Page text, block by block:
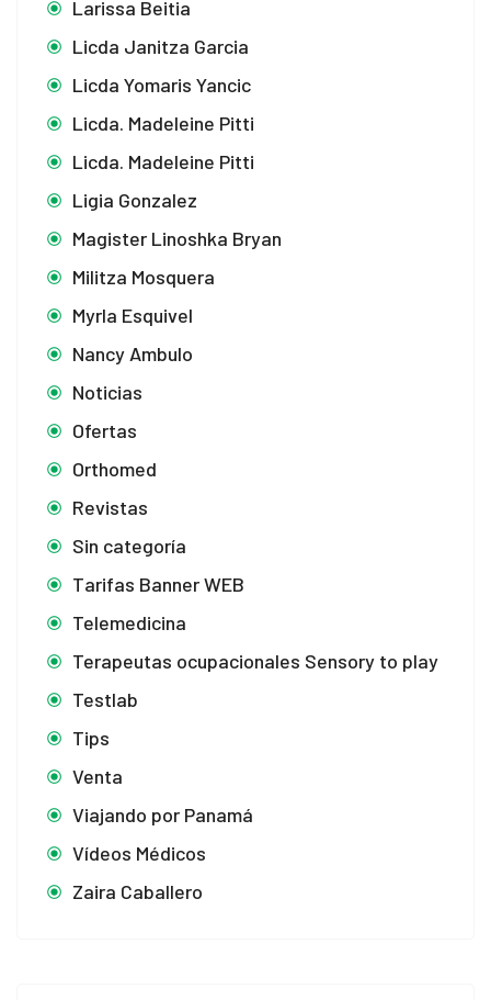
Larissa Beitia
Licda Janitza Garcia
Licda Yomaris Yancic
Licda. Madeleine Pitti
Licda. Madeleine Pitti
Ligia Gonzalez
Magister Linoshka Bryan
Militza Mosquera
Myrla Esquivel
Nancy Ambulo
Noticias
Ofertas
Orthomed
Revistas
Sin categoría
Tarifas Banner WEB
Telemedicina
Terapeutas ocupacionales Sensory to play
Testlab
Tips
Venta
Viajando por Panamá
Vídeos Médicos
Zaira Caballero